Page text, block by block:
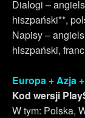
Dialogi –
hiszpański**,
Napisy –
hiszpański,
Europa + Azja
Kod wersji
W tym: Polska,